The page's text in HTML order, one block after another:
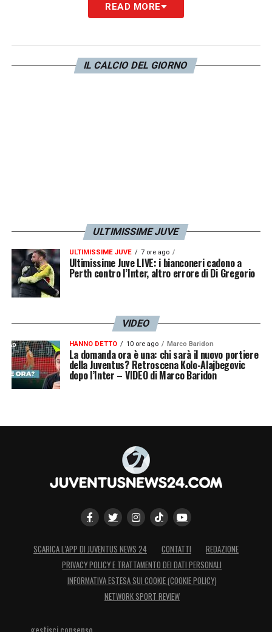
bianconeri, tuttavia, hanno mostrato
Barcellona.
READ MORE
IL CALCIO DEL GIORNO
ULTIMISSIME JUVE
ULTIMISSIME JUVE 7 ore ago
Ultimissime Juve LIVE: i bianconeri cadono a
Perth contro l’Inter, altro errore di Di Gregorio
VIDEO
HANNO DETTO 10 ore ago Marco Baridon
La domanda ora è una: chi sarà il nuovo portiere
della Juventus? Retroscena Kolo-Alajbegovic
dopo l’Inter – VIDEO di Marco Baridon
SCARICA L’APP DI JUVENTUS NEWS 24 CONTATTI
REDAZIONE
PRIVACY POLICY E TRATTAMENTO DEI DATI PERSONALI
INFORMATIVA ESTESA SUI COOKIE (COOKIE POLICY)
NETWORK SPORT REVIEW